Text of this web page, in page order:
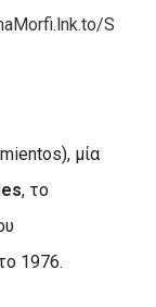
S
μία
, το
1976.